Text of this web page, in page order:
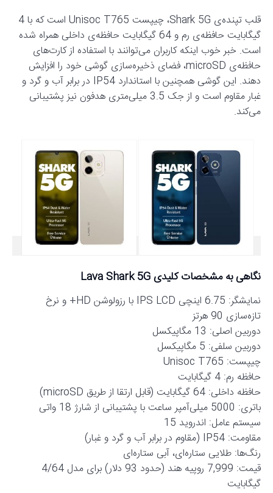
قلب تپنده‌ی Shark 5G، چیپست Unisoc T765 است که با 4
گیگابایت حافظه‌ی رم و 64 گیگابایت حافظه‌ی داخلی همراه شده
است. خبر خوب اینکه کاربران می‌توانند با استفاده از کارت‌های
حافظه‌ی microSD، فضای ذخیره‌سازی گوشی خود را افزایش
دهند. این گوشی همچنین با استاندارد IP54 در برابر آب و گرد و
غبار مقاوم است و از جک 3.5 میلی‌متری هدفون نیز پشتیبانی
می‌کند.
نگاهی به مشخصات کلیدی Lava Shark 5G
نمایشگر: 6.75 اینچی IPS LCD با رزولوشن HD+ و نرخ
تازه‌سازی 90 هرتز
دوربین اصلی: 13 مگاپیکسل
دوربین سلفی: 5 مگاپیکسل
چیپست: Unisoc T765
حافظه رم: 4 گیگابایت
حافظه داخلی: 64 گیگابایت (قابل ارتقا از طریق microSD)
باتری: 5000 میلی‌آمپر ساعت با پشتیبانی از شارژ 18 واتی
سیستم عامل: اندروید 15
مقاومت: IP54 (مقاوم در برابر آب و گرد و غبار)
رنگ‌ها: طلایی ستاره‌ای، آبی ستاره‌ای
قیمت: 7,999 روپیه هند (حدود 93 دلار) برای مدل 4/64
گیگابایت